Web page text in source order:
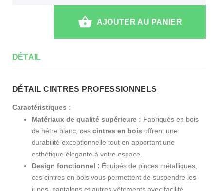
AJOUTER AU PANIER
DÉTAIL
DÉTAIL CINTRES PROFESSIONNELS
Caractéristiques :
Matériaux de qualité supérieure : Fabriqués en bois
de hêtre blanc, ces cintres en bois offrent une
durabilité exceptionnelle tout en apportant une
esthétique élégante à votre espace.
Design fonctionnel : Équipés de pinces métalliques,
ces cintres en bois vous permettent de suspendre les
jupes, pantalons et autres vêtements avec facilité